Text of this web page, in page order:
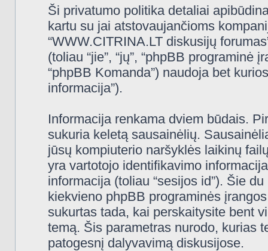
Ši privatumo politika detaliai
kartu su jai atstovaujančioms
“WWW.CITRINA.LT diskusijų
(toliau “jie”, “jų”, “phpBB programinė
“phpBB Komanda”) naudoja bet
informacija”).
Informacija renkama dviem būdais.
sukuria keletą sausainėlių.
jūsų kompiuterio naršyklės laikinų
yra vartotojo identifikavimo
informacija (toliau “sesijos id”). Šie
kiekvieno phpBB programinės
sukurtas tada, kai perskaitysite bent
temą. Šis parametras nurodo, kurias
patogesnį dalyvavimą diskusijose.